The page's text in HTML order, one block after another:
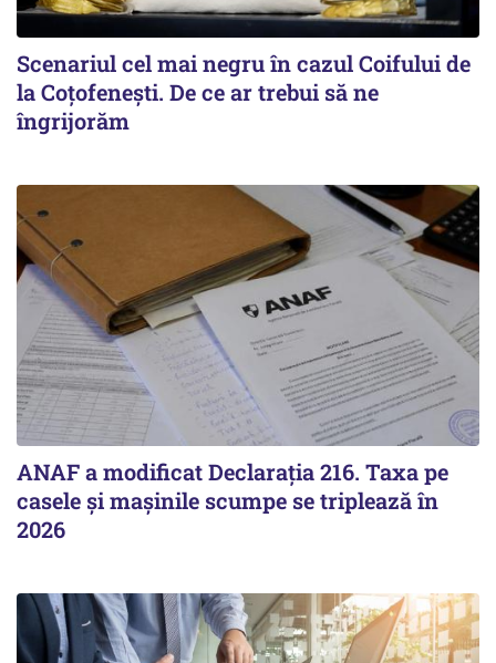
Scenariul cel mai negru în cazul Coifului de
la Coțofenești. De ce ar trebui să ne
îngrijorăm
ANAF a modificat Declarația 216. Taxa pe
casele și mașinile scumpe se triplează în
2026